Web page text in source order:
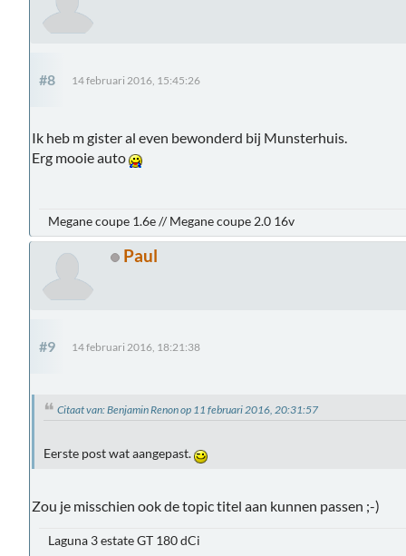
#8 14 februari 2016, 15:45:26
Ik heb m gister al even bewonderd bij Munsterhuis.
Erg mooie auto
Megane coupe 1.6e // Megane coupe 2.0 16v
Paul
#9 14 februari 2016, 18:21:38
Citaat van: Benjamin Renon op 11 februari 2016, 20:31:57
Eerste post wat aangepast.
Zou je misschien ook de topic titel aan kunnen passen ;-)
Laguna 3 estate GT 180 dCi